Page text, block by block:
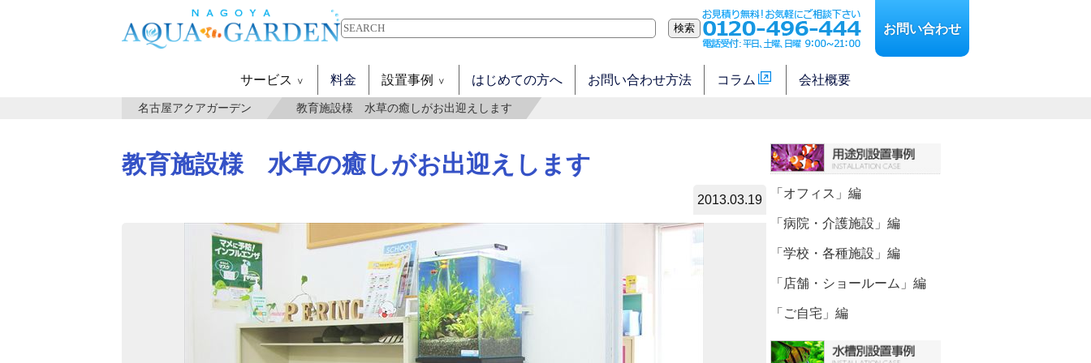
検索 お問い合わせ
サービス 料金 設置事例 はじめての方へ お問い合わせ方法 コラム 会社概要
名古屋アクアガーデン 教育施設様 水草の癒しがお出迎えします
教育施設様 水草の癒しがお出迎えします
2013.03.19 「オフィス」編
「病院・介護施設」編
「学校・各種施設」編
「店舗・ショールーム」編
「ご自宅」編